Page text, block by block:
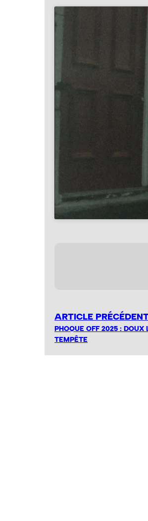
ARTICLE
PHOQUE OFF 2025 : DOUX
TEMPÊTE